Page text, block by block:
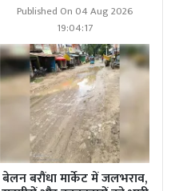
Published On 04 Aug 2026
19:04:17
बेलन बरौंधा मार्केट में जलभराव,